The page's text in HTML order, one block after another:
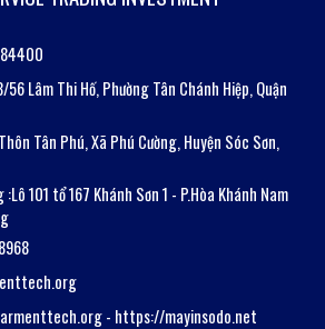
56 Lâm Thi Hố, Phường Tân Chánh Hiệp, Quận
Tân Phú, Xã Phú Cường, Huyện Sóc Sơn,
101 tổ 167 Khánh Sơn 1 - P.Hòa Khánh Nam
- https://mayinsodo.net